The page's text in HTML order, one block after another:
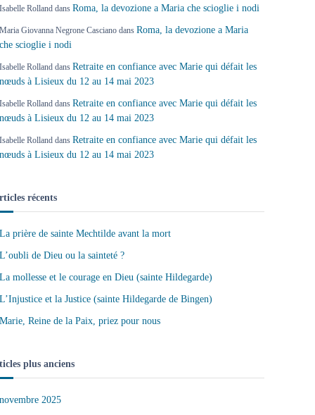
Isabelle Rolland dansRoma, la devozione a Maria che scioglie i nodi
Maria Giovanna Negrone Casciano dansRoma, la devozione a Maria
che scioglie i nodi
Isabelle Rolland dansRetraite en confiance avec Marie qui défait les
nœuds à Lisieux du 12 au 14 mai 2023
Isabelle Rolland dansRetraite en confiance avec Marie qui défait les
nœuds à Lisieux du 12 au 14 mai 2023
Isabelle Rolland dansRetraite en confiance avec Marie qui défait les
nœuds à Lisieux du 12 au 14 mai 2023
récents
La prière de sainte Mechtilde avant la mort
L’oubli de Dieu ou la sainteté ?
La mollesse et le courage en Dieu (sainte Hildegarde)
L’Injustice et la Justice (sainte Hildegarde de Bingen)
Marie, Reine de la Paix, priez pour nous
plus anciens
novembre 2025